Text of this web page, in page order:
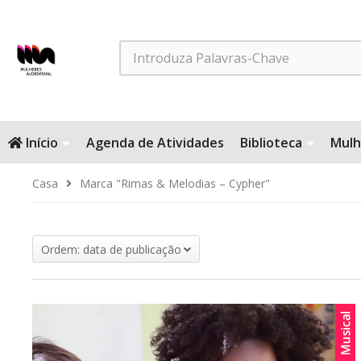
Search
Início Agenda de Atividades Biblioteca
Casa Marca "Rimas & Melodias – Cypher"
Ordem: data de publicação